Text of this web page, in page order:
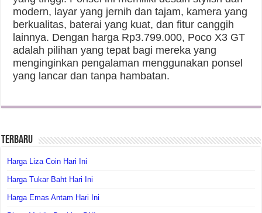
modern, layar yang jernih dan tajam, kamera yang
berkualitas, baterai yang kuat, dan fitur canggih
lainnya. Dengan harga Rp3.799.000, Poco X3 GT
adalah pilihan yang tepat bagi mereka yang
menginginkan pengalaman menggunakan ponsel
yang lancar dan tanpa hambatan.
Terbaru
Harga Liza Coin Hari Ini
Harga Tukar Baht Hari Ini
Harga Emas Antam Hari Ini